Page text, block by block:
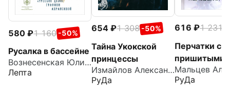
580 1 160 -50%
Русалка в бассейне
Вознесенская Юлия Николаевна
Лепта
654 1 308 -50%
Тайна Укокской
принцессы
Измайлов Александр
РуДа
616 1 231
Перчатки с
пришитыми
пальцами
РуДа